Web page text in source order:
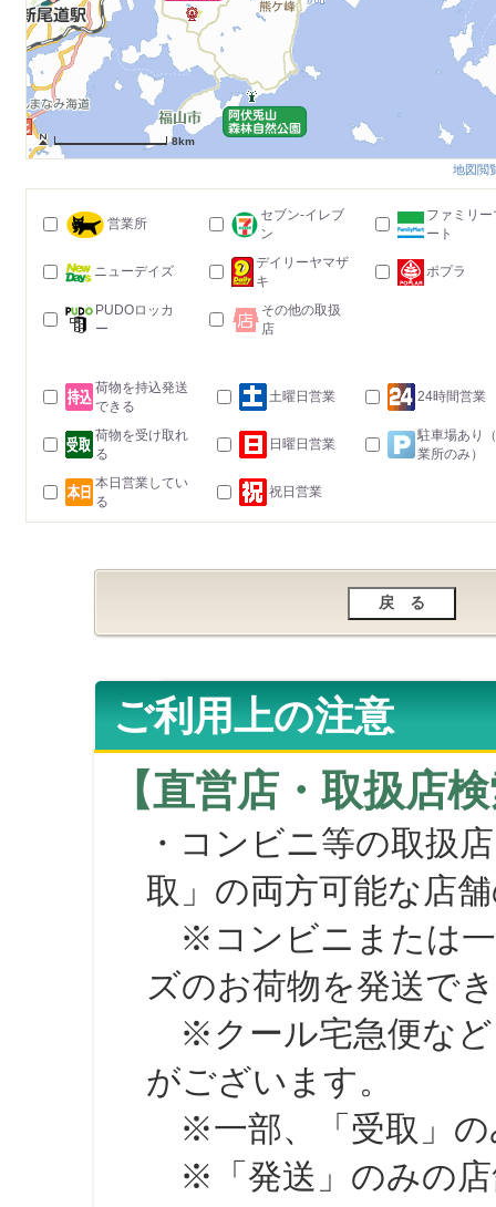
8km
地図閲
営業所
セブン-イレブ
ン
ファミリー
ート
ニューデイズ
デイリーヤマザ
キ
ポプラ
PUDOロッカ
ー
その他の取扱
店
荷物を持込発送
できる
土曜日営業 24時間営業
荷物を受け取れ
る
日曜日営業
駐車場あり
業所のみ）
本日営業してい
る
祝日営業
ご利用上の注意
【直営店・取扱店
・コンビニ等の取扱
取」の両方可能な店
※コンビニまたは一
ズのお荷物を発送で
※クール宅急便など
がございます。
※一部、「受取」の
※「発送」のみの店